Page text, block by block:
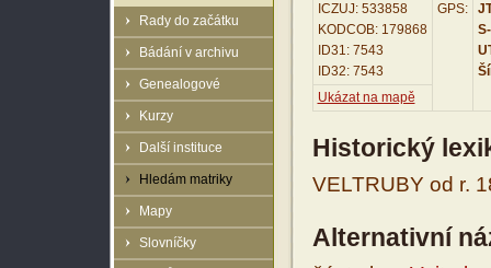
Rady do začátku
Bádání v archivu
Genealogové
Kurzy
Další instituce
Hledám matriky
Mapy
Slovníčky
ICZUJ: 533858
KODCOB: 179868
ID31: 7543
ID32: 7543
GPS:
Ukázat na mapě
Historický
VELTRUBY od r.
Alternativní